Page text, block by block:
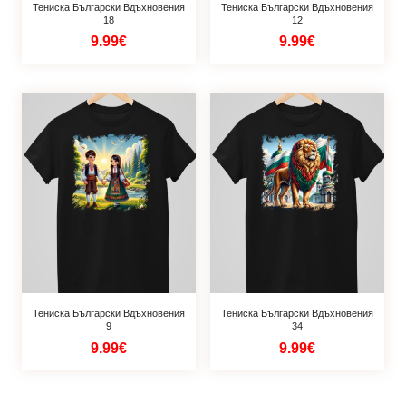
Тениска Български Вдъхновения
18
9.99€
Тениска Български Вдъхновения
12
9.99€
Тениска Български Вдъхновения
9
9.99€
Тениска Български Вдъхновения
34
9.99€